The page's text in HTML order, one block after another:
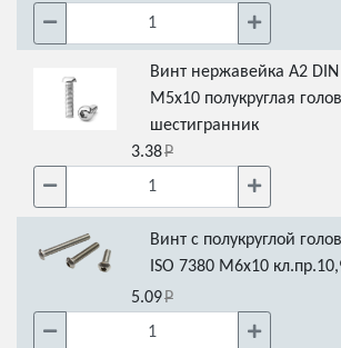
Винт нержавейка А2 DIN
М5х10 полукруглая
шестигранник
3.38
Винт с полукруглой
ISO 7380 М6х10
5.09